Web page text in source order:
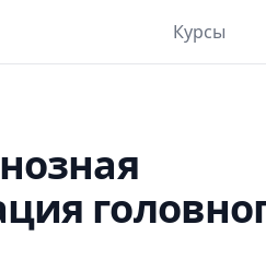
Курсы